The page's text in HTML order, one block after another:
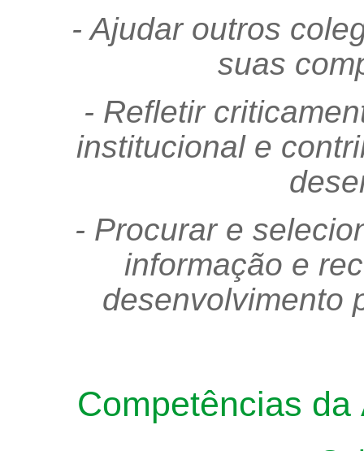
- Ajudar outros
suas
- Refletir
institucional e
- Procurar e
informação e
desenvolvimento
Competências